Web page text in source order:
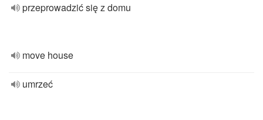
przeprowadzić się z domu
move house
umrzeć